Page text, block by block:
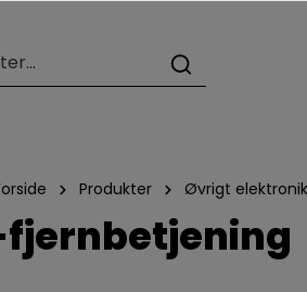
Produkter Øvrigt
fjernbetjening